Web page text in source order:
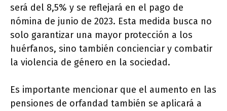
será del 8,5% y se reflejará en el pago de
nómina de junio de 2023. Esta medida busca no
solo garantizar una mayor protección a los
huérfanos, sino también concienciar y combatir
la violencia de género en la sociedad.
Es importante mencionar que el aumento en las
pensiones de orfandad también se aplicará a